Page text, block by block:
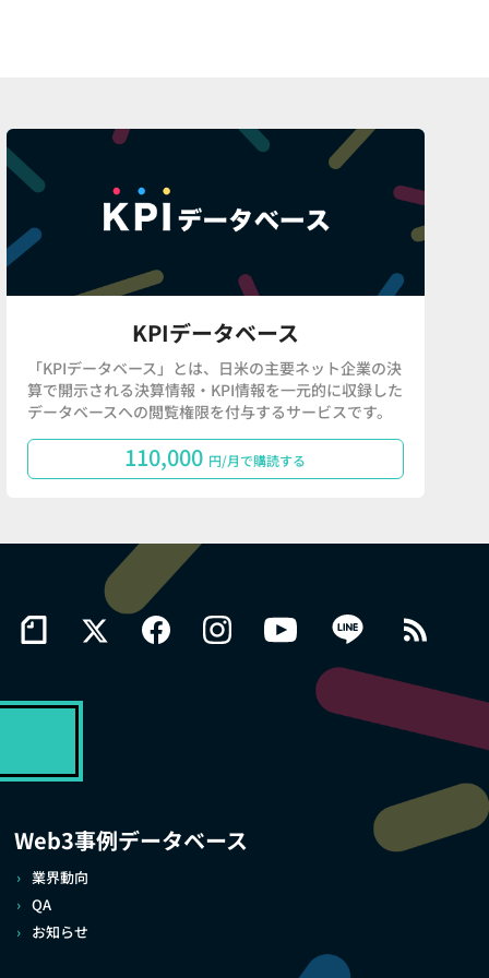
KPIデータベース
「KPIデータベース」とは、日米の主要ネット企業の決
算で開示される決算情報・KPI情報を一元的に収録した
データベースへの閲覧権限を付与するサービスです。
110,000 円/月で購読する
Web3事例データベース
業界動向
QA
お知らせ